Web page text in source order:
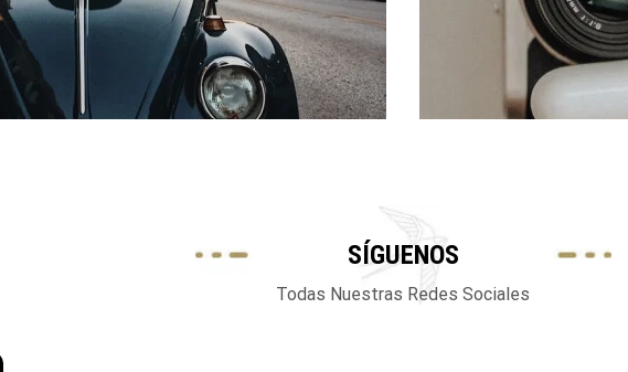
SÍGUENOS
Todas Nuestras Redes Sociales